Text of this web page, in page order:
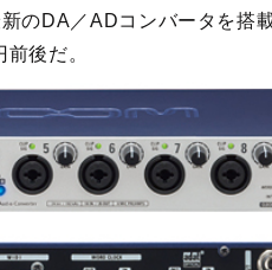
のDA／ADコンバータを搭
後だ。